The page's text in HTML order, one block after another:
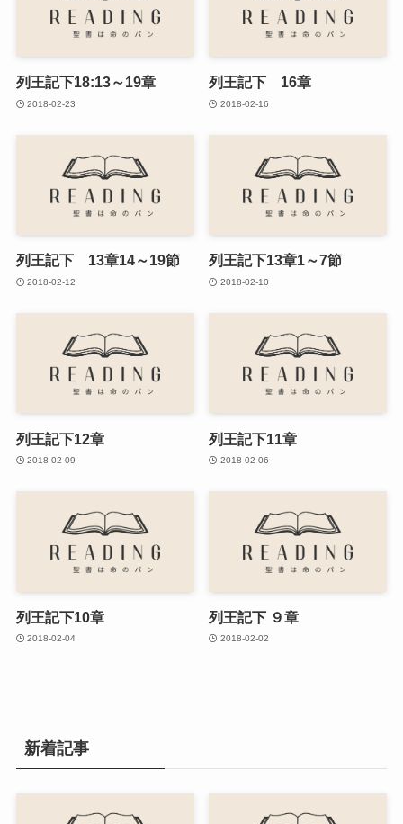
列王記下18:13～19章
2018-02-23
列王記下 16章
2018-02-16
列王記下 13章14～19節
2018-02-12
列王記下13章1～7節
2018-02-10
列王記下12章
2018-02-09
列王記下11章
2018-02-06
列王記下10章
2018-02-04
列王記下 ９章
2018-02-02
新着記事